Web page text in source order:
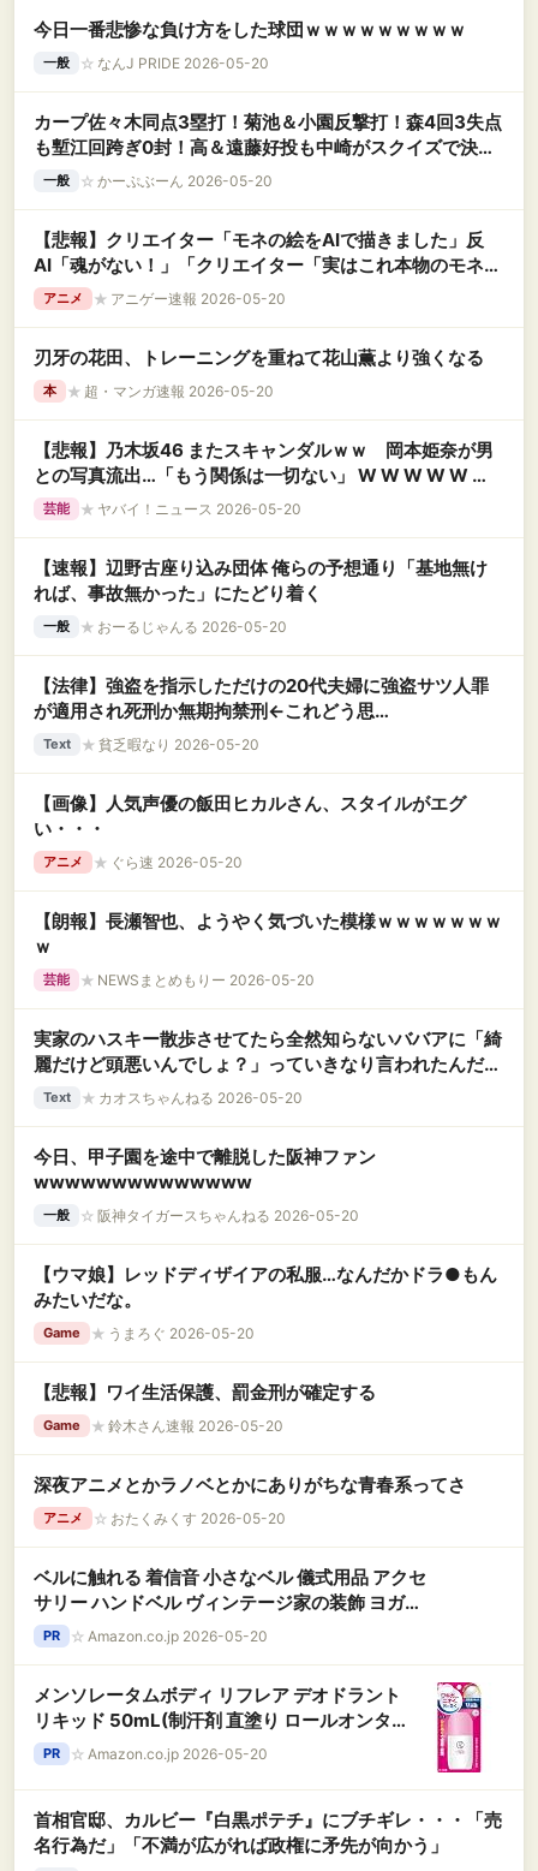
今日一番悲惨な負け方をした球団ｗｗｗｗｗｗｗｗｗ
一般 ☆ なんJ PRIDE 2026-05-20
カープ佐々木同点3塁打！菊池＆小園反撃打！森4回3失点
も塹江回跨ぎ0封！高＆遠藤好投も中崎がスクイズで決勝
点許す【広島3-4DeNA/試合結果】
一般 ☆ かーぷぶーん 2026-05-20
【悲報】クリエイター「モネの絵をAIで描きました」反
AI「魂がない！」「クリエイター「実はこれ本物のモネの
絵です」
アニメ ★ アニゲー速報 2026-05-20
刃牙の花田、トレーニングを重ねて花山薫より強くなる
本 ★ 超・マンガ速報 2026-05-20
【悲報】乃木坂46 またスキャンダルｗｗ 岡本姫奈が男
との写真流出…「もう関係は一切ない」 W W W W W W
W W
芸能 ★ ヤバイ！ニュース 2026-05-20
【速報】辺野古座り込み団体 俺らの予想通り「基地無け
れば、事故無かった」にたどり着く
一般 ★ おーるじゃんる 2026-05-20
【法律】強盗を指示しただけの20代夫婦に強盗サツ人罪
が適用され死刑か無期拘禁刑←これどう思
う？？？？？？？？？
Text ★ 貧乏暇なり 2026-05-20
【画像】人気声優の飯田ヒカルさん、スタイルがエグ
い・・・
アニメ ★ ぐら速 2026-05-20
【朗報】長瀬智也、ようやく気づいた模様ｗｗｗｗｗｗｗ
ｗ
芸能 ★ NEWSまとめもりー 2026-05-20
実家のハスキー散歩させてたら全然知らないババアに「綺
麗だけど頭悪いんでしょ？」っていきなり言われたんだ
が…
Text ★ カオスちゃんねる 2026-05-20
今日、甲子園を途中で離脱した阪神ファン
wwwwwwwwwwwwww
一般 ☆ 阪神タイガースちゃんねる 2026-05-20
【ウマ娘】レッドディザイアの私服…なんだかドラ●もん
みたいだな。
Game ★ うまろぐ 2026-05-20
【悲報】ワイ生活保護、罰金刑が確定する
Game ★ 鈴木さん速報 2026-05-20
深夜アニメとかラノベとかにありがちな青春系ってさ
アニメ ☆ おたくみくす 2026-05-20
ベルに触れる 着信音 小さなベル 儀式用品 アクセ
サリー ハンドベル ヴィンテージ家の装飾 ヨガの
鐘 打楽器 真鍮 Golden
PR ☆ Amazon.co.jp 2026-05-20
メンソレータムボディ リフレア デオドラント
リキッド 50mL(制汗剤 直塗り ロールオンタイ
プ ワキガなどのニオイの元に効く 無香料 殺菌
有効成分W配合) 【医薬部外品】
PR ☆ Amazon.co.jp 2026-05-20
首相官邸、カルビー『白黒ポテチ』にブチギレ・・・「売
名行為だ」「不満が広がれば政権に矛先が向かう」